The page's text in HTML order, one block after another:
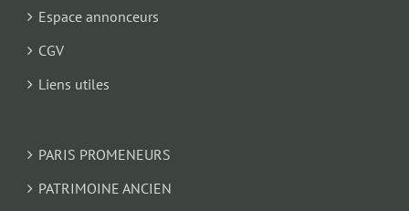
Espace annonceurs
CGV
Liens utiles
PARIS PROMENEURS
PATRIMOINE ANCIEN